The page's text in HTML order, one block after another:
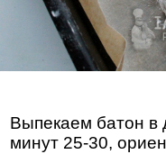
Выпекаем батон в
минут 25-30,